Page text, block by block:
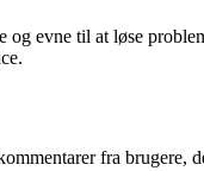
og evne til at løse
fra brugere,